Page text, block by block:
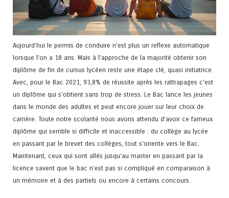
Aujourd’hui le permis de conduire n’est plus un reflexe automatique
lorsque l’on a 18 ans. Mais à l’approche de la majorité obtenir son
diplôme de fin de cursus lycéen reste une étape clé, quasi initiatrice.
Avec, pour le Bac 2021, 93,8% de réussite après les rattrapages c’est
un diplôme qui s’obtient sans trop de stress. Le Bac lance les jeunes
dans le monde des adultes et peut encore jouer sur leur choix de
carrière. Toute notre scolarité nous avons attendu d’avoir ce fameux
diplôme qui semble si difficile et inaccessible : du collège au lycée
en passant par le brevet des collèges, tout s’oriente vers le Bac.
Maintenant, ceux qui sont allés jusqu’au master en passant par la
licence savent que le bac n’est pas si compliqué en comparaison à
un mémoire et à des partiels ou encore à certains concours.